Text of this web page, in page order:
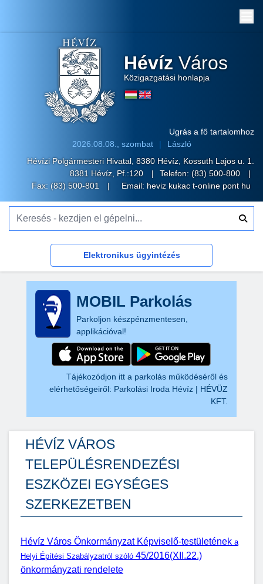
Hévíz Város
Közigazgatási honlapja
Ugrás a fő tartalomhoz
2026.08.08., szombat
László
Hévízi Polgármesteri Hivatal, 8380 Hévíz, Kossuth Lajos u. 1.
8381 Hévíz, Pf.:120
Telefon: (83) 500-800
Fax: (83) 500-801
Email: heviz kukac t-online pont hu
Elektronikus ügyintézés
MOBIL Parkolás
Parkoljon készpénzmentesen,
applikációval!
Tájékozódjon itt a parkolás működéséről és
elérhetőségeiről: Parkolási Iroda Hévíz | HÉVÜZ
KFT.
HÉVÍZ VÁROS
TELEPÜLÉSRENDEZÉSI
ESZKÖZEI EGYSÉGES
SZERKEZETBEN
Hévíz Város Önkormányzat Képviselő-testületének a
Helyi Építési Szabályzatról szóló 45/2016(XII.22.)
önkormányzati rendelete